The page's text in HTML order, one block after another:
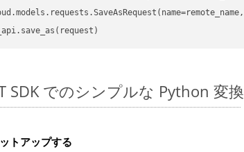
SDK でのシンプルな Python 変換
トアップする